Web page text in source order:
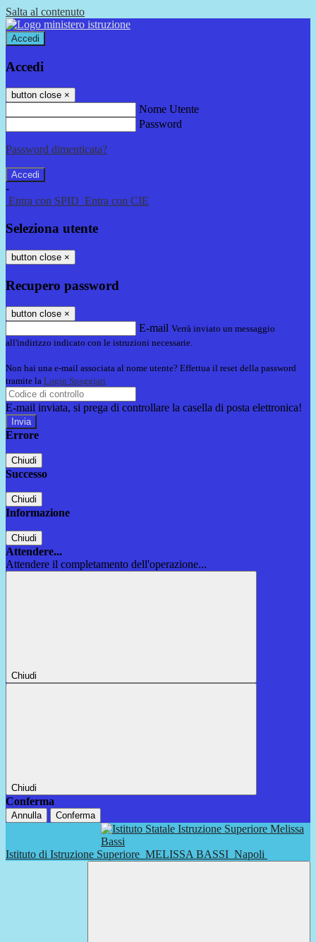
Salta al contenuto
Accedi
Accedi
button close ×
Nome Utente
Password
Password dimenticata?
-
Entra con SPID Entra con CIE
Seleziona utente
button close ×
Recupero password
button close ×
E-mail Verrà inviato un messaggio
all'indirizzo indicato con le istruzioni necessarie.
Non hai una e-mail associata al nome utente? Effettua il reset della password
tramite la Login Spaggiari
E-mail inviata, si prega di controllare la casella di posta elettronica!
Errore
Chiudi
Successo
Chiudi
Informazione
Chiudi
Attendere...
Attendere il completamento dell'operazione...
Chiudi
Chiudi
Conferma
Annulla Conferma
Istituto di Istruzione Superiore MELISSA BASSI Napoli